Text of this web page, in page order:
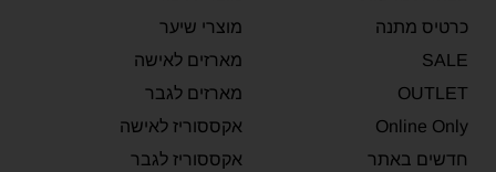
כרטיס מתנה
SALE
OUTLET
Online Only
חדשים באתר
מוצרי שיער
מארזים לאישה
מארזים לגבר
אקססוריז לאישה
אקססוריז לגבר